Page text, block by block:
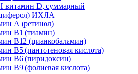
витамин D, суммарный
ИХЛА
А (ретинол)
В1 (тиамин)
В12 (цианкобаламин)
В5 (пантотеновая кислота)
В6 (пиридоксин)
В9 (фолиевая кислота)